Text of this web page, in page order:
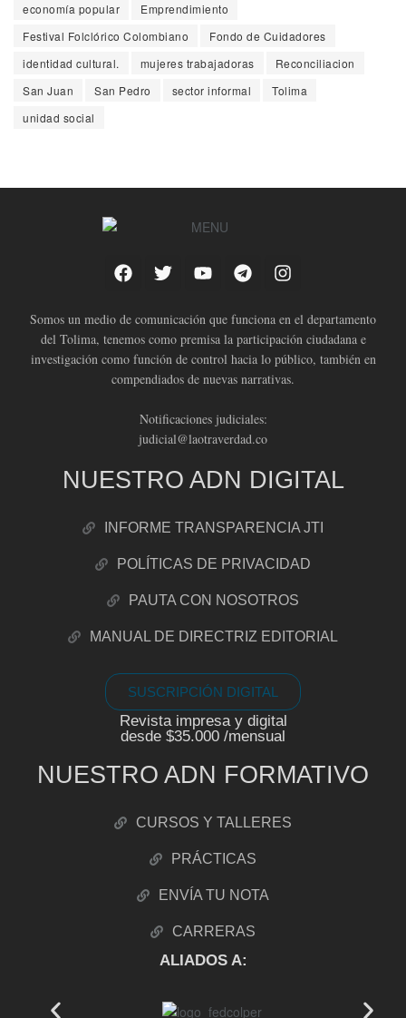
economía popular
Emprendimiento
Festival Folclórico Colombiano
Fondo de Cuidadores
identidad cultural.
mujeres trabajadoras
Reconciliacion
San Juan
San Pedro sector informal
Tolima
unidad social
Somos un medio de comunicación que funciona en el departamento
del Tolima, tenemos como premisa la participación ciudadana e
investigación como función de control hacia lo público, también en
compendiados de nuevas narrativas.
Notificaciones judiciales:
judicial@laotraverdad.co
NUESTRO ADN DIGITAL
INFORME TRANSPARENCIA JTI
POLÍTICAS DE PRIVACIDAD
PAUTA CON NOSOTROS
MANUAL DE DIRECTRIZ EDITORIAL
SUSCRIPCIÓN DIGITAL
Revista impresa y digital
desde $35.000 /mensual
NUESTRO ADN FORMATIVO
CURSOS Y TALLERES
PRÁCTICAS
ENVÍA TU NOTA
CARRERAS
ALIADOS A: